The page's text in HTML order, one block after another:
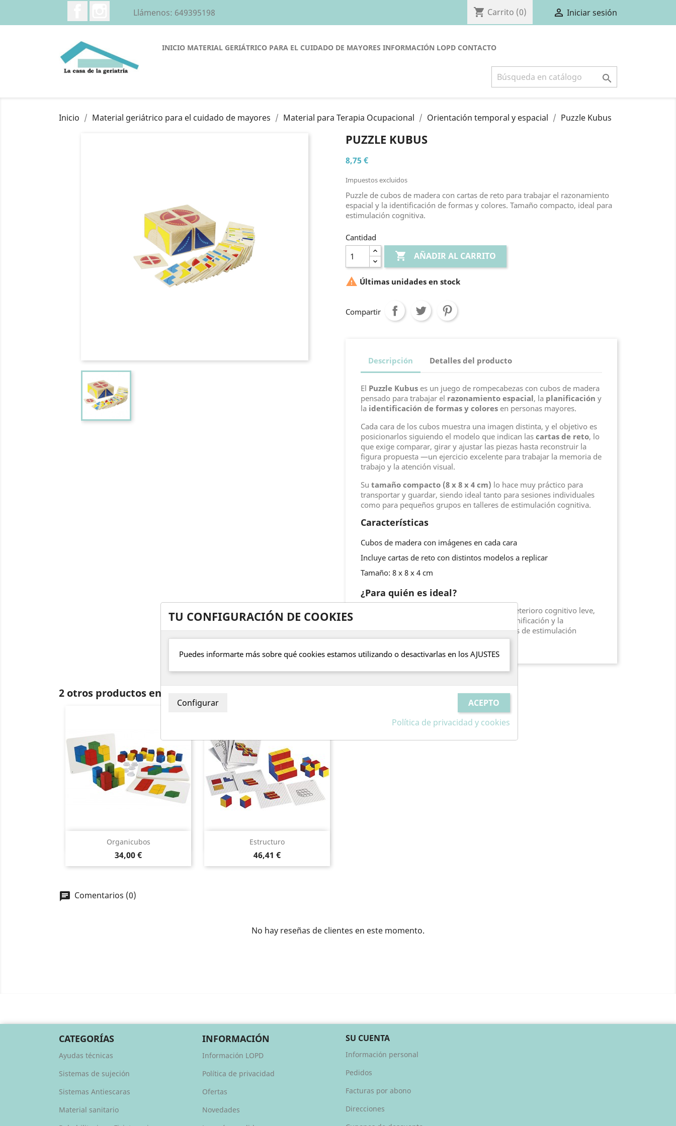
Llámenos: 649395198
Instagram shopping_cart Carrito (0)  Iniciar sesión
INICIO MATERIAL GERIÁTRICO PARA EL CUIDADO DE MAYORES INFORMACIÓN LOPD CONTACTO

Inicio Material geriátrico para el cuidado de mayores Material para Terapia Ocupacional Orientación temporal y espacial Puzzle Kubus
PUZZLE KUBUS
8,75 €
Impuestos excluidos
Puzzle de cubos de madera con cartas de reto para trabajar el razonamiento
espacial y la identificación de formas y colores. Tamaño compacto, ideal para
estimulación cognitiva.
Cantidad
 AÑADIR AL CARRITO
 Últimas unidades en stock
Compartir
Descripción Detalles del producto
El Puzzle Kubus es un juego de rompecabezas con cubos de madera
pensado para trabajar el razonamiento espacial, la planificación y
la identificación de formas y colores en personas mayores.
Cada cara de los cubos muestra una imagen distinta, y el objetivo es
posicionarlos siguiendo el modelo que indican las cartas de reto, lo
que exige comparar, girar y ajustar las piezas hasta reconstruir la
figura propuesta —un ejercicio excelente para trabajar la memoria de
trabajo y la atención visual.
Su tamaño compacto (8 x 8 x 4 cm) lo hace muy práctico para
transportar y guardar, siendo ideal tanto para sesiones individuales
como para pequeños grupos en talleres de estimulación cognitiva.
Características
Cubos de madera con imágenes en cada cara
Incluye cartas de reto con distintos modelos a replicar
Tamaño: 8 x 8 x 4 cm
¿Para quién es ideal?
Recomendado para personas mayores con deterioro cognitivo leve,
para trabajar el razonamiento espacial, la planificación y la
identificación de formas y colores en sesiones de estimulación
cognitiva.
2 otros productos en la misma categoría:
Organicubos
Precio
34,00 €
Vista rápida Estructuro
Precio
46,41 €
Vista rápida
Comentarios (0)
No hay reseñas de clientes en este momento.
CATEGORÍAS
Ayudas técnicas
Sistemas de sujeción
Sistemas Antiescaras
Material sanitario
INFORMACIÓN
Información LOPD
Política de privacidad
Ofertas
Novedades
SU CUENTA
Información personal
Pedidos
Facturas por abono
Direcciones
TU CONFIGURACIÓN DE COOKIES
Puedes informarte más sobre qué cookies estamos utilizando o desactivarlas en los AJUSTES
Política de privacidad y cookies